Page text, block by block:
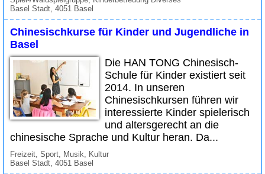
Basel Stadt, 4051 Basel
Chinesischkurse für Kinder und Jugendliche in
Basel
Die HAN TONG Chinesisch-
Schule für Kinder existiert seit
2014. In unseren
Chinesischkursen führen wir
interessierte Kinder spielerisch
und altersgerecht an die
chinesische Sprache und Kultur heran. Da...
Freizeit, Sport, Musik, Kultur
Basel Stadt, 4051 Basel